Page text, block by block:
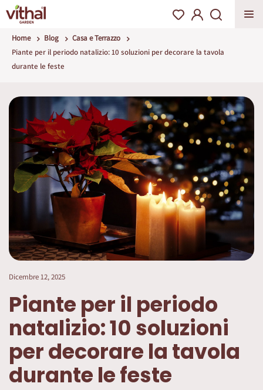
Home Blog
Casa e Terrazzo
Piante per il periodo natalizio: 10 soluzioni per decorare la tavola
durante le feste
Dicembre 12, 2025
Piante per il periodo
natalizio: 10 soluzioni
per decorare la tavola
durante le feste